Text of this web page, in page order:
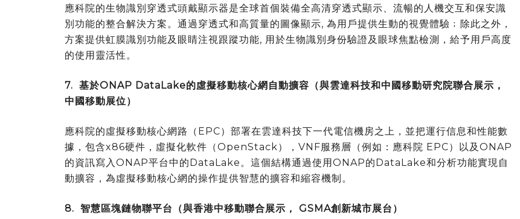
應科院的生物識別穿透式頭戴顯示器是全球首個裝備全高清穿透式顯示、流暢的人機交互和保安識
別功能的整合解決方案。通過穿透式和高質量的圖像顯示, 為用戶提供生動的視覺體驗 ﹔ 除此之外 ，
方案提供虹膜識別功能及眼睛注視跟蹤功能, 用於生物識別身份驗證及眼球焦點檢測 ， 給予用戶高度
的使用靈活性。
7. 基於ONAP DataLake的虛擬移動核心網自動擴容（與雲達科技和中國移動研究院聯合展示，
中國移動展位）
應科院的虛擬移動核心網路（EPC）部署在雲達科技下一代電信機房之上，並把運行信息和性能數
據，包含x86硬件，虛擬化軟件（OpenStack），VNF服務層（例如：應科院 EPC）以及ONAP
的資訊寫入ONAP平台中的DataLake。這個結構通過使用ONAP的DataLake和分析功能實現自
動擴容，為虛擬移動核心網的操作提供智慧的擴容和縮容機制。
8. 智慧區塊鏈物聯平台 （與香港中移動聯合展示， GSMA創新城市展台 ）